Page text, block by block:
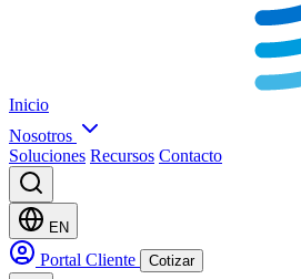
Inicio
Nosotros
Soluciones Recursos Contacto
EN
Portal Cliente Cotizar